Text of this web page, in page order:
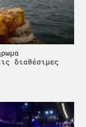
διαθέσιμες